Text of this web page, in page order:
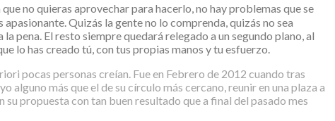
no quieras aprovechar para hacerlo, no hay problemas que se
Quizás la gente no lo comprenda, quizás no sea
pena. El resto siempre quedará relegado a un segundo plano, al
lo has creado tú, con tus propias manos y tu esfuerzo.
pocas personas creían. Fue en Febrero de 2012 cuando tras
más que el de su círculo más cercano, reunir en una plaza a
propuesta con tan buen resultado que a final del pasado mes